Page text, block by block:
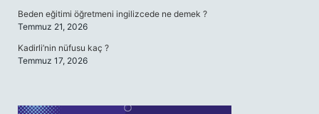
Beden eğitimi öğretmeni ingilizcede ne demek ?
Temmuz 21, 2026
Kadirli’nin nüfusu kaç ?
Temmuz 17, 2026